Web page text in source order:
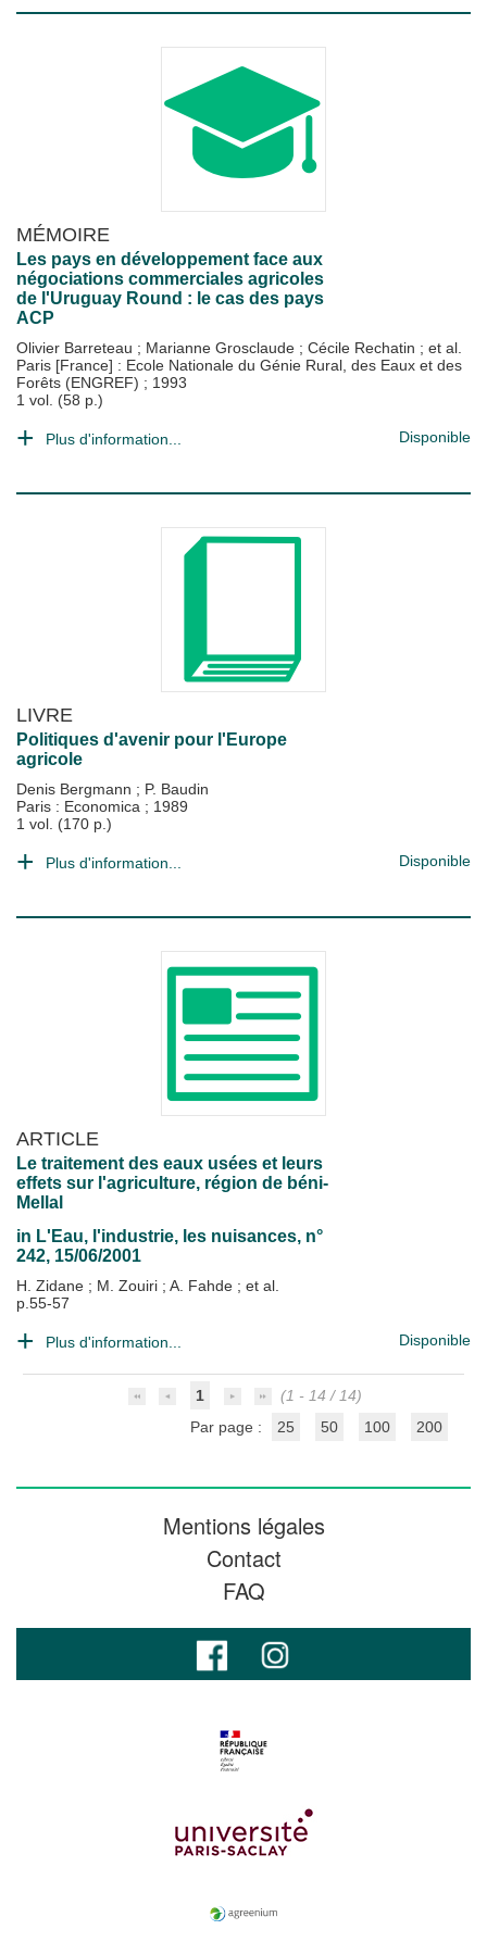
MÉMOIRE
Les pays en développement face aux
négociations commerciales agricoles
de l'Uruguay Round : le cas des pays
ACP
Olivier Barreteau ; Marianne Grosclaude ; Cécile Rechatin ; et al.
Paris [France] : Ecole Nationale du Génie Rural, des Eaux et des
Forêts (ENGREF) ; 1993
1 vol. (58 p.)
Plus d'information... Disponible
LIVRE
Politiques d'avenir pour l'Europe
agricole
Denis Bergmann ; P. Baudin
Paris : Economica ; 1989
1 vol. (170 p.)
Plus d'information... Disponible
ARTICLE
Le traitement des eaux usées et leurs
effets sur l'agriculture, région de béni-
Mellal
in L'Eau, l'industrie, les nuisances, n°
242, 15/06/2001
H. Zidane ; M. Zouiri ; A. Fahde ; et al.
p.55-57
Plus d'information... Disponible
1
(1 - 14 / 14)
Par page :
25 50 100 200
Mentions légales
Contact
FAQ